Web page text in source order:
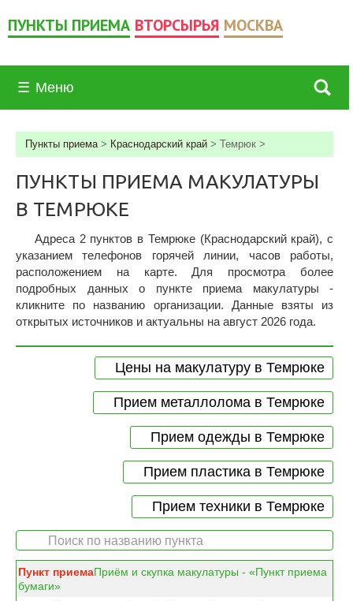
ПУНКТЫ ПРИЕМА ВТОРСЫРЬЯ МОСКВА
☰ Меню
Пункты приема> Краснодарский край > Темрюк >
ПУНКТЫ ПРИЕМА МАКУЛАТУРЫ
В ТЕМРЮКЕ
Адреса 2 пунктов в Темрюке (Краснодарский край), c
указанием телефонов горячей линии, часов работы,
расположением на карте. Для просмотра более
подробных данных о пункте приема макулатуры -
кликните по названию организации. Данные взяты из
открытых источников и актуальны на август 2026 года.
Цены на макулатуру в Темрюке
Прием металлолома в Темрюке
Прием одежды в Темрюке
Прием пластика в Темрюке
Прием техники в Темрюке
Приём и скупка макулатуры - «Пункт приема
бумаги»